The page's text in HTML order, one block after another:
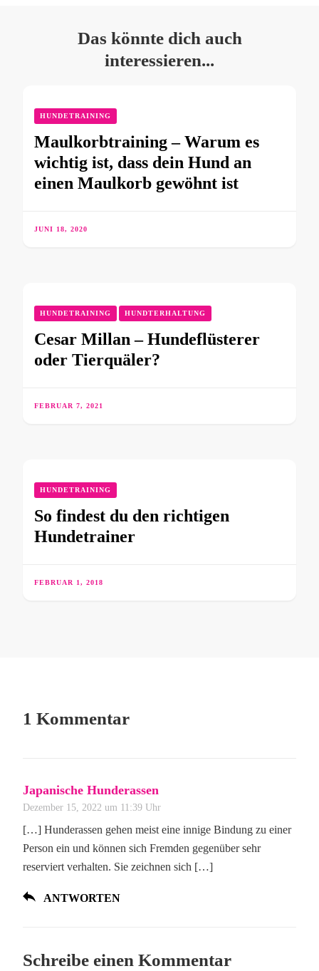
Das könnte dich auch
interessieren...
HUNDETRAINING
Maulkorbtraining – Warum es
wichtig ist, dass dein Hund an
einen Maulkorb gewöhnt ist
JUNI 18, 2020
HUNDETRAINING HUNDTERHALTUNG
Cesar Millan – Hundeflüsterer
oder Tierquäler?
FEBRUAR 7, 2021
HUNDETRAINING
So findest du den richtigen
Hundetrainer
FEBRUAR 1, 2018
1 Kommentar
Japanische Hunderassen
Dezember 15, 2022 um 11:39 Uhr
[…] Hunderassen gehen meist eine innige Bindung zu einer
Person ein und können sich Fremden gegenüber sehr
reserviert verhalten. Sie zeichnen sich […]
ANTWORTEN
Schreibe einen Kommentar